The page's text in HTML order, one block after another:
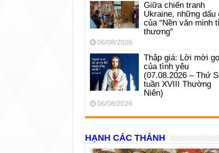
Giữa chiến tranh
Ukraine, những dấu
của “Nền văn minh
thương”
06/08/2026
Thập giá: Lời mời
của tình yêu
(07.08.2026 – Thứ
tuần XVIII Thường
Niên)
06/08/2026
HẠNH CÁC THÁNH